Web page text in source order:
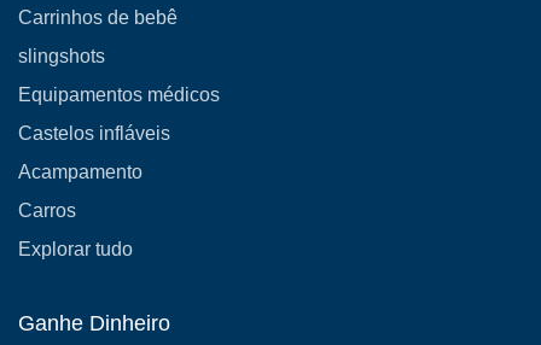
Carrinhos de bebê
slingshots
Equipamentos médicos
Castelos infláveis
Acampamento
Carros
Explorar tudo
Ganhe Dinheiro